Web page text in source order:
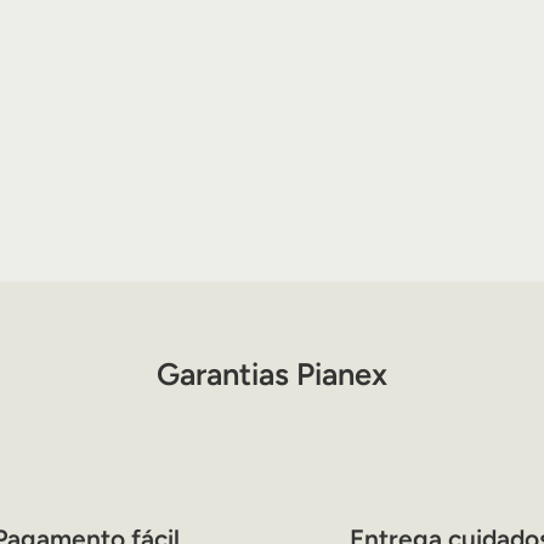
Garantias Pianex